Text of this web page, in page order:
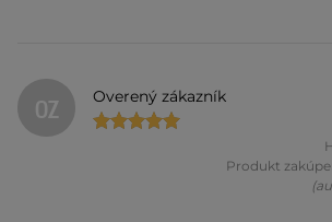
OZ Overený zákazník
Produkt